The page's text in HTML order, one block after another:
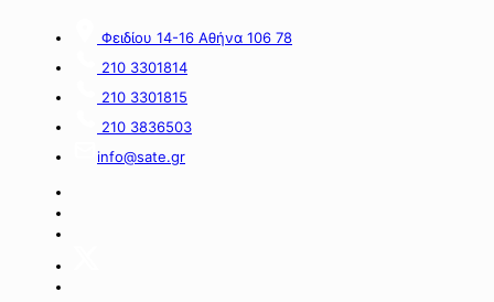
εργατοτεχνίτες
Φειδίου 14-16 Αθήνα 106 78
210 3301814
210 3301815
210 3836503
info@sate.gr